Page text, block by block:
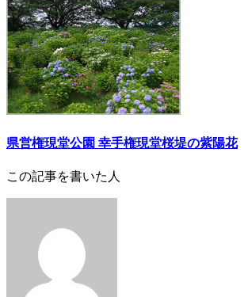
県営権現堂公園 幸手権現堂桜堤の紫陽花
この記事を書いた人